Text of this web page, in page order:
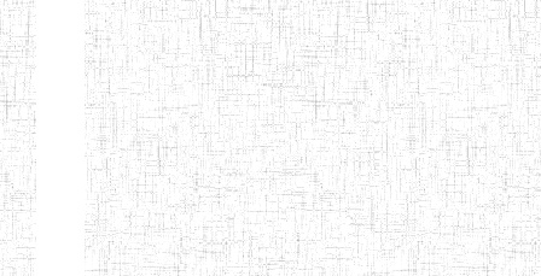
ENIEG PRIVEE
NANFAH
07/09/2012 ENIEG
ENPIEG TERESA
JANE
14/03/2014 ENIEG
ENIEG
MODERNE
04/08/2010 ENIEG